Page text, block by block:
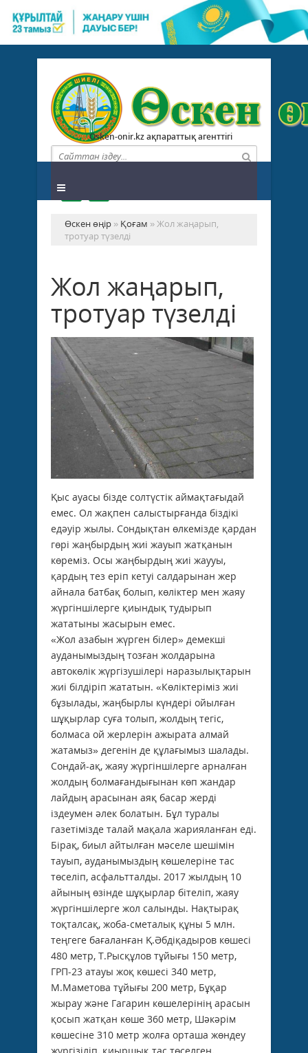
Osken-onir.kz ақпараттық агенттігі
Өскен өңір » Қоғам » Жол жаңарып,
тротуар түзелді
Жол жаңарып,
тротуар түзелді
Қыс ауасы бізде солтүстік аймақтағыдай
емес. Ол жақпен салыстырғанда біздікі
едәуір жылы. Сондықтан өлкемізде қардан
гөрі жаңбырдың жиі жауып жатқанын
көреміз. Осы жаңбырдың жиі жаууы,
қардың тез еріп кетуі салдарынан жер
айнала батбақ болып, көліктер мен жаяу
жүргіншілерге қиындық тудырып
жататыны жасырын емес.
«Жол азабын жүрген білер» демекші
ауданымыздың тозған жолдарына
автокөлік жүргізушілері наразылықтарын
жиі білдіріп жататын. «Көліктеріміз жиі
бұзылады, жаңбырлы күндері ойылған
шұқырлар суға толып, жолдың тегіс,
болмаса ой жерлерін ажырата алмай
жатамыз» дегенін де құлағымыз шалады.
Сондай-ақ, жаяу жүргіншілерге арналған
жолдың болмағандығынан көп жандар
лайдың арасынан аяқ басар жерді
іздеумен әлек болатын. Бұл туралы
газетімізде талай мақала жарияланған еді.
Бірақ, биыл айтылған мәселе шешімін
тауып, ауданымыздың көшелеріне тас
төселіп, асфальтталды. 2017 жылдың 10
айының өзінде шұқырлар бітеліп, жаяу
жүргіншілерге жол салынды. Нақтырақ
тоқталсақ, жоба-сметалық құны 5 млн.
теңгеге бағаланған Қ.Әбдіқадыров көшесі
480 метр, Т.Рысқұлов тұйығы 150 метр,
ГРП-23 атауы жоқ көшесі 340 метр,
М.Маметова тұйығы 200 метр, Бұқар
жырау және Гагарин көшелерінің арасын
қосып жатқан көше 360 метр, Шәкәрім
көшесіне 310 метр жолға орташа жөндеу